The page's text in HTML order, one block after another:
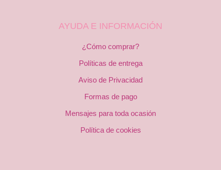
AYUDA E INFORMACIÓN
¿Cómo comprar?
Políticas de entrega
Aviso de Privacidad
Formas de pago
Mensajes para toda ocasión
Política de cookies